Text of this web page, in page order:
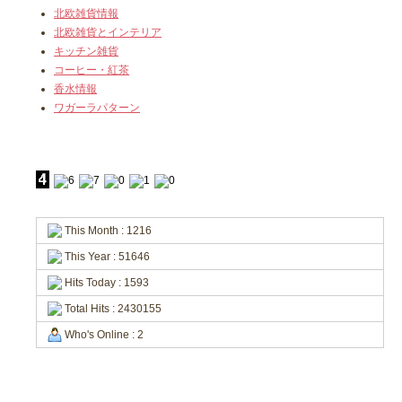
北欧雑貨情報
北欧雑貨とインテリア
キッチン雑貨
コーヒー・紅茶
香水情報
ワガーラパターン
This Month : 1216
This Year : 51646
Hits Today : 1593
Total Hits : 2430155
Who's Online : 2